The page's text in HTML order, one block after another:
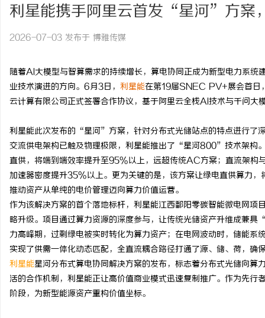
利星能携手阿里云首发“星河”方案
2026-07-03 发布于 博雅传媒
随着AI大模型与智算需求的持续增长，算电协同正成为新型电力系
业技术演进的方向。6月3日， 利星能在第19届SNEC PV+展会首日
云计算有限公司正式签署合作协议，基于阿里云全栈AI技术与千问大
利星能此次发布的“星河”方案，针对分布式光储站点的特点进行了
交流供电架构已触及物理极限，利星能推出了“星河800”技术架构
直供，将端到端效率提升至95%以上，远超传统AC方案；直流架构
加速器密度提升35%以上。更为关键的是，该方案让绿电直供算力
推动资产从单纯的电价管理迈向算力价值运营。
作为该解决方案的首个落地标杆，利星能江西鄱阳零碳智能微电
略升级。项目通过算力资源的深度参与，让传统光储资产升维成兼
力高峰期，过剩绿电被实时转化为算力资产；在电网波动时，储能
实现了供需一体化动态匹配，全直流耦合路径打通了源、储、荷，确
利星能星河分布式算电协同解决方案的发布，标志着分布式光储向
活的合作机制，利星能正让高价值商业模式迅速复制推广。作为先
阶段，为新型能源资产重构价值坐标。